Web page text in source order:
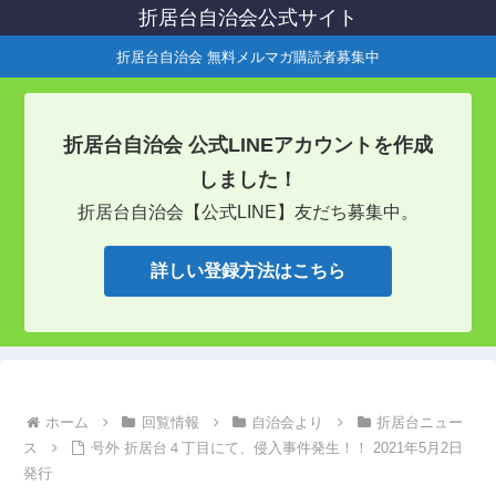
折居台自治会公式サイト
折居台自治会 無料メルマガ購読者募集中
折居台自治会 公式LINEアカウントを作成
しました！
折居台自治会【公式LINE】友だち募集中。
詳しい登録方法はこちら
ホーム 回覧情報 自治会より
折居台ニュー
ス
号外 折居台４丁目にて、侵入事件発生！！ 2021年5月2日
発行